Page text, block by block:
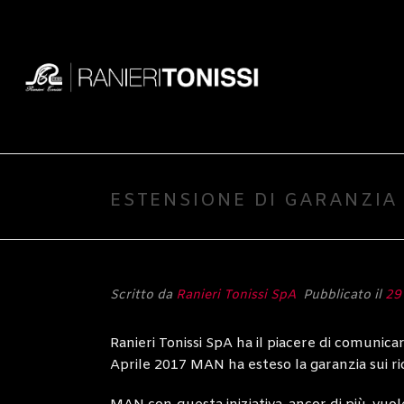
ESTENSIONE DI
Scritto da Ranieri Tonissi SpA Pubblicato il
Ranieri Tonissi SpA ha il piacere di
Aprile 2017 MAN ha esteso la garanzia sui